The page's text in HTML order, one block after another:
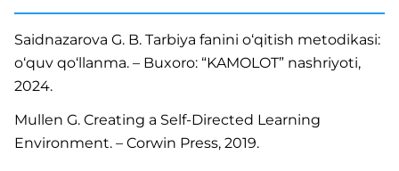
Saidnazarova G. B. Tarbiya fanini o‘qitish metodikasi:
o‘quv qo‘llanma. – Buxoro: “KAMOLOT” nashriyoti,
2024.
Mullen G. Creating a Self-Directed Learning
Environment. – Corwin Press, 2019.